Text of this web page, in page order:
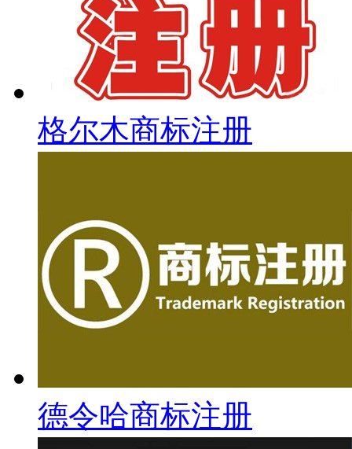
格尔木商标注册
德令哈商标注册